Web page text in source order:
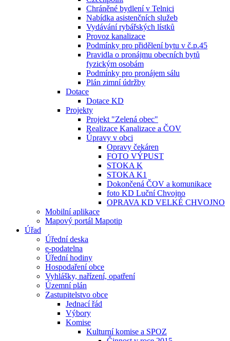
Chráněné bydlení v Telnici
Nabídka asistenčních služeb
Vydávání rybářských lístků
Provoz kanalizace
Podmínky pro přidělení bytu v č.p.45
Pravidla o pronájmu obecních bytů
fyzickým osobám
Podmínky pro pronájem sálu
Plán zimní údržby
Dotace
Dotace KD
Projekty
Projekt "Zelená obec"
Realizace Kanalizace a ČOV
Úpravy v obci
Opravy čekáren
FOTO VÝPUST
STOKA K
STOKA K1
Dokončená ČOV a komunikace
foto KD Luční Chvojno
OPRAVA KD VELKÉ CHVOJNO
Mobilní aplikace
Mapový portál Mapotip
Úřad
Úřední deska
e-podatelna
Úřední hodiny
Hospodaření obce
Vyhlášky, nařízení, opatření
Územní plán
Zastupitelstvo obce
Jednací řád
Výbory
Komise
Kulturní komise a SPOZ